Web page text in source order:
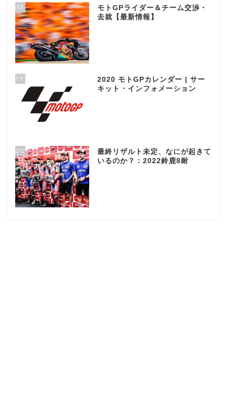
18
モトGPライダー＆チーム交渉・
去就【最新情報】
19
2020 モトGPカレンダー | サー
キット・インフォメーション
20
最終リザルト未定、なにが起きて
いるのか？：2022鈴鹿8耐